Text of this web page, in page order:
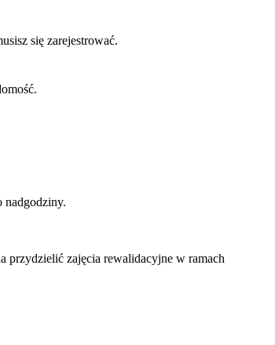
się zarejestrować.
nadgodziny.
przydzielić zajęcia rewalidacyjne w ramach